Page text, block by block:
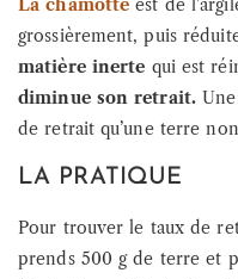
La chamotte est de
grossièrement, puis
matière inerte qui est
diminue son retrait.
de retrait qu’une terre
LA PRATIQUE
Pour trouver le taux de
prends 500 g de terre et